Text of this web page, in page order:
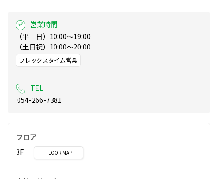
営業時間
（平　日）10:00～19:00
（土日祝）10:00～20:00
フレックスタイム営業
TEL
054-266-7381
フロア
3F
FLOOR MAP